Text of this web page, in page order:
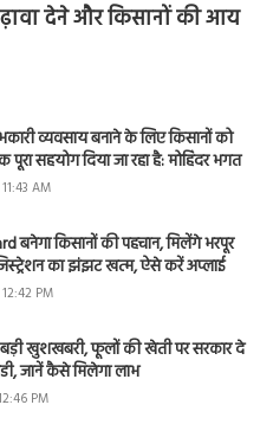
देने और किसानों की आय
व्यवसाय बनाने के लिए किसानों को
पूरा सहयोग दिया जा रहा है: मोहिंदर भगत
AM
बनेगा किसानों की पहचान, मिलेंगे भरपूर
का झंझट खत्म, ऐसे करें अप्लाई
PM
खुशखबरी, फूलों की खेती पर सरकार दे
जानें कैसे मिलेगा लाभ
PM